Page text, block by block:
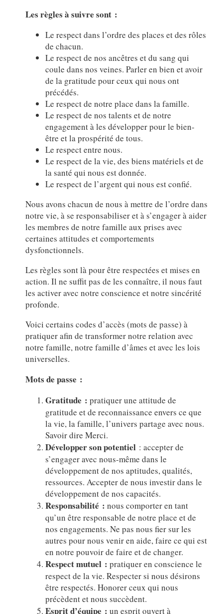
Les règles à suivre sont :
Le respect dans l’ordre des places et des rôles
de chacun.
Le respect de nos ancêtres et du sang qui
coule dans nos veines. Parler en bien et avoir
de la gratitude pour ceux qui nous ont
précédés.
Le respect de notre place dans la famille.
Le respect de nos talents et de notre
engagement à les développer pour le bien-
être et la prospérité de tous.
Le respect entre nous.
Le respect de la vie, des biens matériels et de
la santé qui nous est donnée.
Le respect de l’argent qui nous est confié.
Nous avons chacun de nous à mettre de l’ordre dans
notre vie, à se responsabiliser et à s’engager à aider
les membres de notre famille aux prises avec
certaines attitudes et comportements
dysfonctionnels.
Les règles sont là pour être respectées et mises en
action. Il ne suffit pas de les connaître, il nous faut
les activer avec notre conscience et notre sincérité
profonde.
Voici certains codes d’accès (mots de passe) à
pratiquer afin de transformer notre relation avec
notre famille, notre famille d’âmes et avec les lois
universelles.
Mots de passe :
Gratitude : pratiquer une attitude de
gratitude et de reconnaissance envers ce que
la vie, la famille, l’univers partage avec nous.
Savoir dire Merci.
Développer son potentiel : accepter de
s’engager avec nous-même dans le
développement de nos aptitudes, qualités,
ressources. Accepter de nous investir dans le
développement de nos capacités.
Responsabilité : nous comporter en tant
qu’un être responsable de notre place et de
nos engagements. Ne pas nous fier sur les
autres pour nous venir en aide, faire ce qui est
en notre pouvoir de faire et de changer.
Respect mutuel : pratiquer en conscience le
respect de la vie. Respecter si nous désirons
être respectés. Honorer ceux qui nous
précèdent et nous succèdent.
Esprit d’équipe : un esprit ouvert à